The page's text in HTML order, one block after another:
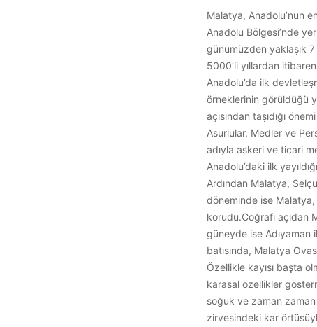
Malatya, Anadolu’nun
Anadolu Bölgesi’nde
günümüzden yaklaşık
5000’li yıllardan
Anadolu’da ilk
örneklerinin görüldüğü
açısından taşıdığı
Asurlular, Medler ve
adıyla askeri ve ticari
Anadolu’daki ilk
Ardından Malatya,
döneminde ise
korudu.Coğrafi açıdan
güneyde ise Adıyaman
batısında, Malatya
Özellikle kayısı başta
karasal özellikler
soğuk ve zaman zaman
zirvesindeki kar